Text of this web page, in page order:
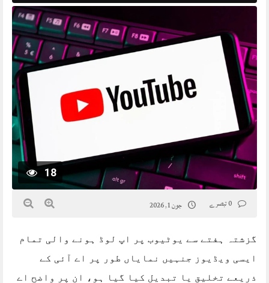
18
جون 1, 2026
گزشتہ ہفتے سے یوٹیوب پر اپ لوڈ ہونے والی تمام
ایسی ویڈیوز جنہیں نمایاں طور پر اے آئی کے
ذریعے تخلیق یا تبدیل کیا گیا ہو، ان پر واضح اے